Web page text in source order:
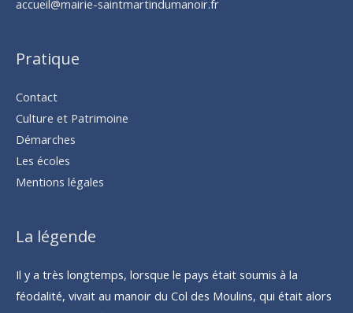
accueil@mairie-saintmartindumanoir.fr
Pratique
Contact
Culture et Patrimoine
Démarches
Les écoles
Mentions légales
La légende
Il y a très longtemps, lorsque le pays était soumis à la
féodalité, vivait au manoir du Col des Moulins, qui était alors